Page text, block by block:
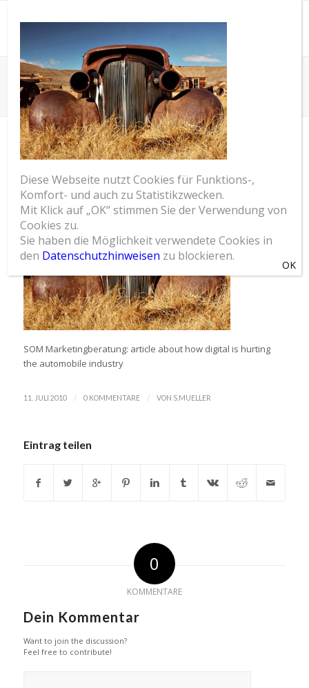
SOM Blog
Du bist hier: Startseite Digital Replaces the Automobile
SOM_Marketingberatung_digital_replacing_auto
SOM Marketingberatung: article about how digital is hurting
the automobile industry
11. JULI 2010 / 0 KOMMENTARE / VON S.MUELLER
Eintrag teilen
0
KOMMENTARE
Dein Kommentar
Want to join the discussion?
Feel free to contribute!
Diese Webseite nutzt Cookies für Funktions-,
Komfort- und auch zu Statistikzwecken.
Mit Klick auf „OK“ stimmen Sie der Verwendung von
Cookies zu.
Sie haben die Möglichkeit verwendete Cookies in
den Datenschutzhinweisen zu blockieren.